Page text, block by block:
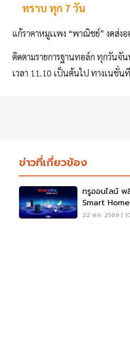
ทราบ ทุก 7 วัน
แก้ราคาหมูเเพง “พาณิชย์” งดส่ง
ติดตามรายการฐานทอล์ก ทุกวันจัน
เวลา 11.10 เป็นต้นไป ทางเนชั่น
ข่าวที่เกี่ยวข้อง
ทรูออนไลน์ พ
Smart
22 พ.ค. 2569 |